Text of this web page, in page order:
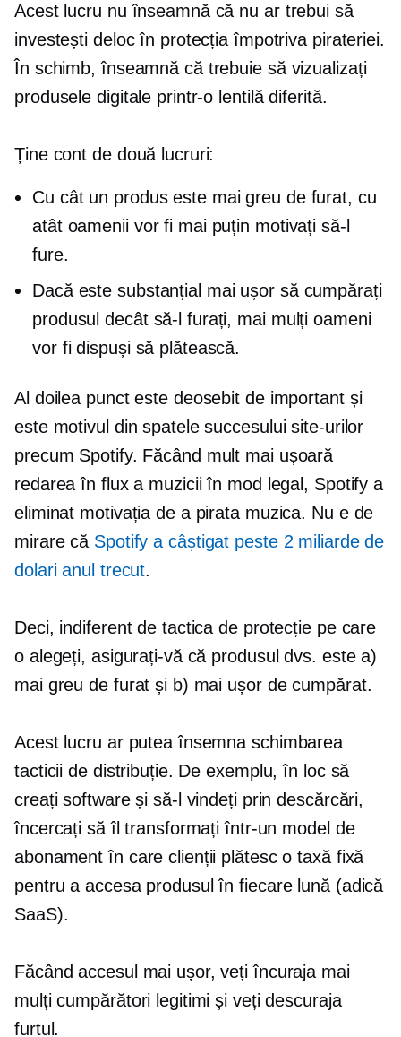
Acest lucru nu înseamnă că nu ar trebui să
investești deloc în protecția împotriva pirateriei.
În schimb, înseamnă că trebuie să vizualizați
produsele digitale printr-o lentilă diferită.
Ține cont de două lucruri:
Cu cât un produs este mai greu de furat, cu
atât oamenii vor fi mai puțin motivați să-l
fure.
Dacă este substanțial mai ușor să cumpărați
produsul decât să-l furați, mai mulți oameni
vor fi dispuși să plătească.
Al doilea punct este deosebit de important și
este motivul din spatele succesului site-urilor
precum Spotify. Făcând mult mai ușoară
redarea în flux a muzicii în mod legal, Spotify a
eliminat motivația de a pirata muzica. Nu e de
mirare că Spotify a câștigat peste 2 miliarde de
dolari anul trecut.
Deci, indiferent de tactica de protecție pe care
o alegeți, asigurați-vă că produsul dvs. este a)
mai greu de furat și b) mai ușor de cumpărat.
Acest lucru ar putea însemna schimbarea
tacticii de distribuție. De exemplu, în loc să
creați software și să-l vindeți prin descărcări,
încercați să îl transformați într-un model de
abonament în care clienții plătesc o taxă fixă ​​
pentru a accesa produsul în fiecare lună (adică
SaaS).
Făcând accesul mai ușor, veți încuraja mai
mulți cumpărători legitimi și veți descuraja
furtul.